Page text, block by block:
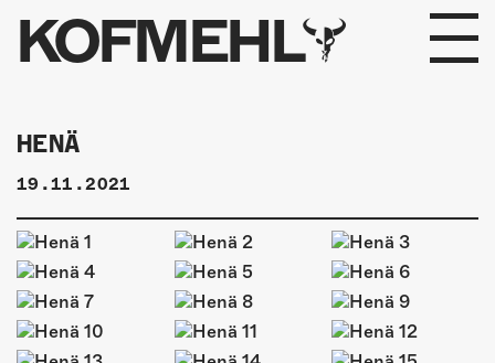
KOFMEHL
PROGRAMM
FABRIKGEFLÜSTER
GALERIE
FOTOGALERIE
PHOTOMAT
HENÄ
19.11.2021